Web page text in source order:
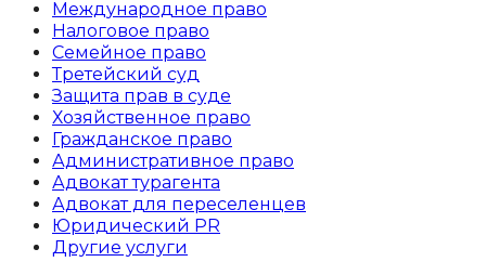
Международное право
Налоговое право
Семейное право
Третейский суд
Защита прав в суде
Хозяйственное право
Гражданское право
Административное право
Адвокат турагента
Адвокат для переселенцев
Юридический PR
Другие услуги